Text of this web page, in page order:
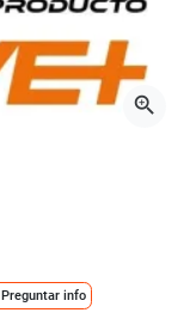
zoom_in
Preguntar info